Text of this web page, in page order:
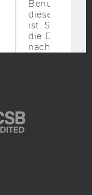
Benutzer-ID
diese Seite
ist. Stellt
die Daten von